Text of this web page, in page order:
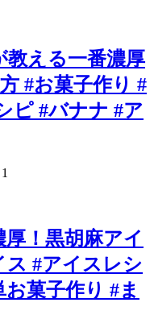
教える一番濃厚
#お菓子作り #
ピ #バナナ #ア
1
厚！黒胡麻アイ
ス #アイスレシ
菓子作り #ま